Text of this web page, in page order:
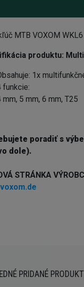
MTB VOXOM
produktu:
1x
funkcie:
mm, 5 mm, 6 mm, T25
poradiť s
dole).
STRÁNKA
PRIDANÉ